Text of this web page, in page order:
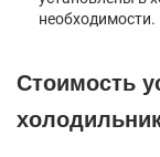
необходимости.
Стоимость